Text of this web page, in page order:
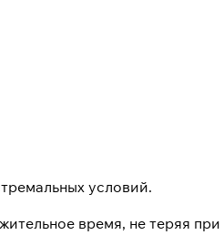
условий.
время, не теряя